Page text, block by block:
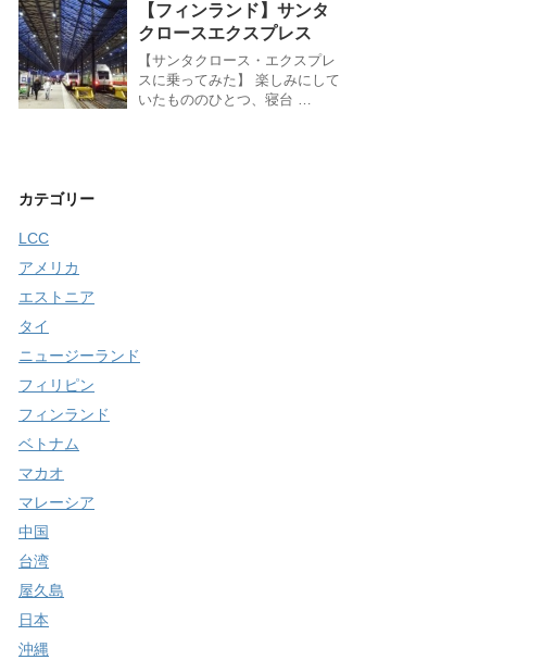
【フィンランド】サンタ
クロースエクスプレス
【サンタクロース・エクスプレ
スに乗ってみた】 楽しみにして
いたもののひとつ、寝台 …
カテゴリー
LCC
アメリカ
エストニア
タイ
ニュージーランド
フィリピン
フィンランド
ベトナム
マカオ
マレーシア
中国
台湾
屋久島
日本
沖縄